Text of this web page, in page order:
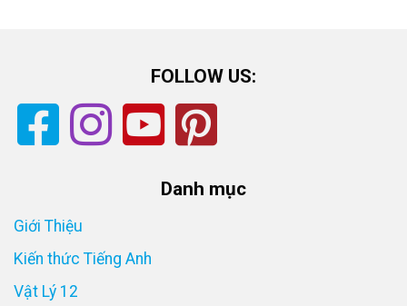
FOLLOW US:
Danh mục
Giới Thiệu
Kiến thức Tiếng Anh
Vật Lý 12